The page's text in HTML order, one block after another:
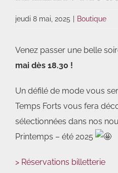
CONTACT
jeudi 8 mai, 2025 Boutique
Venez passer une belle
mai dès 18.30 !
Un défilé de mode vous
Temps Forts vous fera
sélectionnées dans nos
Printemps – été 2025
> Réservations billetterie